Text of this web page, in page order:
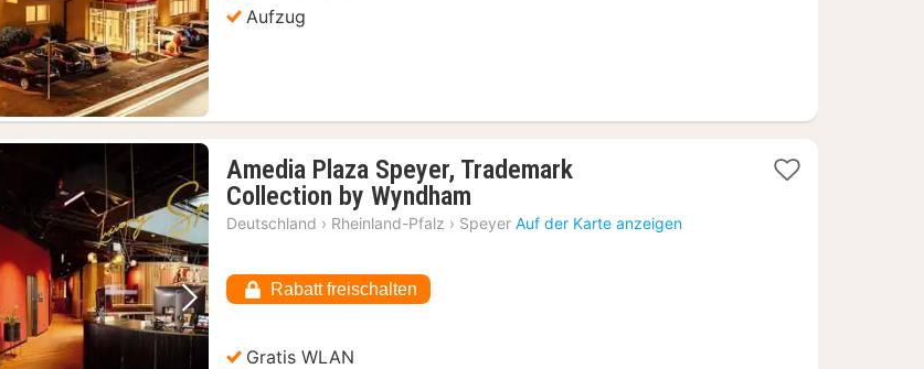
Aufzug
Bild Nächstes Bild
Amedia Plaza Speyer, Trademark
Collection by Wyndham
Nacht
Deutschland › Rheinland-Pfalz › Speyer Auf der Karte anzeigen
Rabatt freischalten
Gratis WLAN